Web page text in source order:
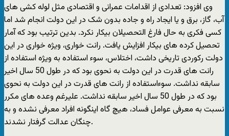
وی افزود: تعدادی از اقدامات عمرانی و اقتصادی مثل لوله کشی های
آب، گاز، برق و یا ایجاد راه و جاده بدون شک در این دولت انجام شد اما
کسی فکری به حال فارغ التحصیلان بیکار نکرد. بدین ترتیب بود که آمار
تحصیل کرده های بیکار افزایش یافت. رانت خواری، ویژه خواری در این
دولت رکوردی تاریخی داشت، اختلاس، سوء استفاده به ویژه استفاده از
رانت های قدرت در این دولت به نحوی بود که در طول 50 سال اخیر
سابقه نداشت. سوءاستفاده از رانت های قدرت در این دولت به نحوی
بود که در طول 50 سال اخیر سابقه نداشت. علیرغم وعده های مکرر
نسبت به معرفی عوامل فساد، هیچ گاه اینگونه افراد معرفی نشده و به
چنگان عدالت گرفتار نشدند.